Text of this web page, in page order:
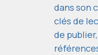
dans son
clés de
de